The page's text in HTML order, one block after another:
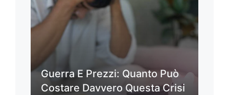
Guerra E Prezzi: Quanto Può
Costare Davvero Questa Crisi